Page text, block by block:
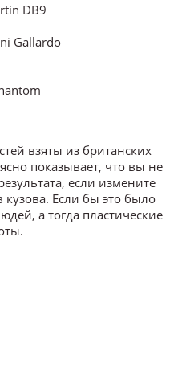
DB9
Gallardo
взяты из британских
показывает, что вы не
если измените
Если бы это было
а тогда пластические